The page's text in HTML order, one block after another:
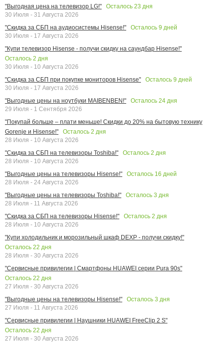
"Выгодная цена на телевизор LG!"
Осталось 23 дня
30 Июля - 31 Августа 2026
"Скидка за СБП на аудиосистемы Hisense!"
Осталось 9 дней
30 Июля - 17 Августа 2026
"Купи телевизор Hisense - получи скидку на саундбар Hisense!"
Осталось 2 дня
30 Июля - 10 Августа 2026
"Скидка за СБП при покупке мониторов Hisense"
Осталось 9 дней
30 Июля - 17 Августа 2026
"Выгодные цены на ноутбуки MAIBENBEN!"
Осталось 24 дня
29 Июля - 1 Сентября 2026
"Покупай больше – плати меньше! Скидки до 20% на бытовую технику
Gorenje и Hisense!"
Осталось 2 дня
28 Июля - 10 Августа 2026
"Скидка за СБП на телевизоры Toshiba!"
Осталось 2 дня
28 Июля - 10 Августа 2026
"Выгодные цены на телевизоры Hisense!"
Осталось 16 дней
28 Июля - 24 Августа 2026
"Выгодные цены на телевизоры Toshiba!"
Осталось 3 дня
28 Июля - 11 Августа 2026
"Скидка за СБП на телевизоры Hisense!"
Осталось 2 дня
28 Июля - 10 Августа 2026
"Купи холодильник и морозильный шкаф DEXP - получи скидку!"
Осталось 22 дня
28 Июля - 30 Августа 2026
"Сервисные привилегии | Смартфоны HUAWEI серии Pura 90s"
Осталось 22 дня
27 Июля - 30 Августа 2026
"Выгодные цены на телевизоры Hisense!"
Осталось 3 дня
27 Июля - 11 Августа 2026
"Сервисные привилегии | Наушники HUAWEI FreeClip 2 S"
Осталось 22 дня
27 Июля - 30 Августа 2026